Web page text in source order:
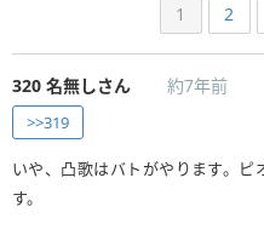
願いの化身(魔王級)募集板
ボーガン(魔王級)募集板
1 2
320 名無しさん 約7年前
>>319
いや、凸歌はバトがやります。
す。